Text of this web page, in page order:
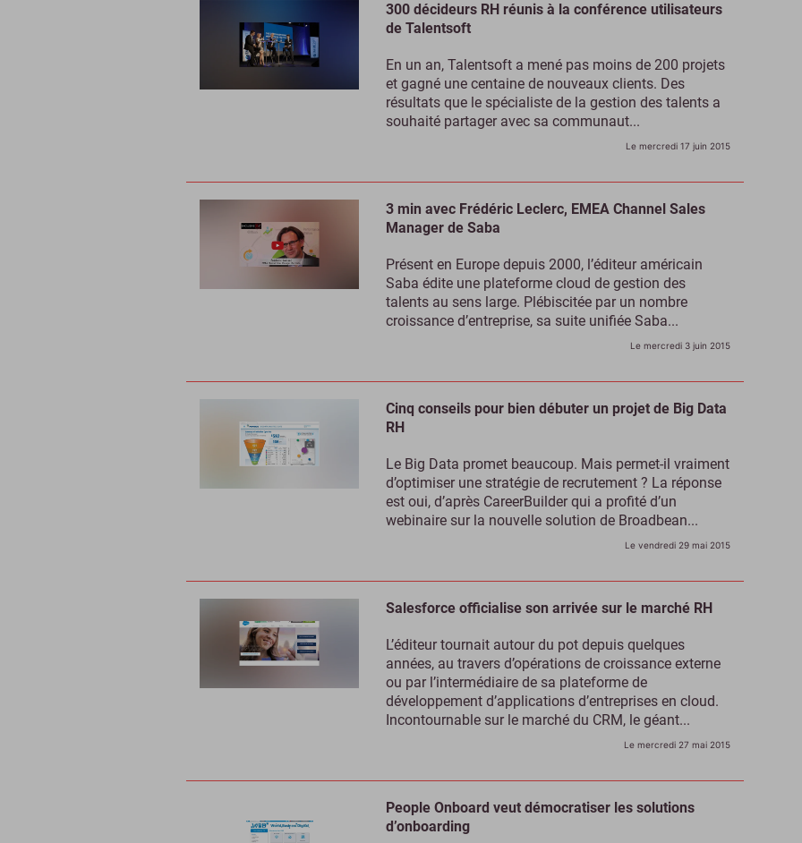
300 décideurs RH réunis à la conférence utilisateurs
de Talentsoft
En un an, Talentsoft a mené pas moins de 200 projets
et gagné une centaine de nouveaux clients. Des
résultats que le spécialiste de la gestion des talents a
souhaité partager avec sa communaut...
Le mercredi 17 juin 2015
3 min avec Frédéric Leclerc, EMEA Channel Sales
Manager de Saba
Présent en Europe depuis 2000, l’éditeur américain
Saba édite une plateforme cloud de gestion des
talents au sens large. Plébiscitée par un nombre
croissance d’entreprise, sa suite unifiée Saba...
Le mercredi 3 juin 2015
Cinq conseils pour bien débuter un projet de Big Data
RH
Le Big Data promet beaucoup. Mais permet-il vraiment
d’optimiser une stratégie de recrutement ? La réponse
est oui, d’après CareerBuilder qui a profité d’un
webinaire sur la nouvelle solution de Broadbean...
Le vendredi 29 mai 2015
Salesforce officialise son arrivée sur le marché RH
L’éditeur tournait autour du pot depuis quelques
années, au travers d’opérations de croissance externe
ou par l’intermédiaire de sa plateforme de
développement d’applications d’entreprises en cloud.
Incontournable sur le marché du CRM, le géant...
Le mercredi 27 mai 2015
People Onboard veut démocratiser les solutions
d’onboarding